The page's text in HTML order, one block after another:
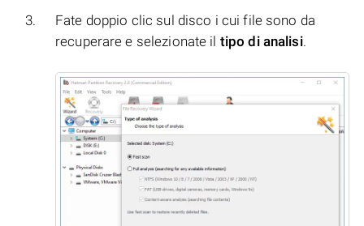
Fate doppio clic sul disco i cui file sono da
recuperare e selezionate il tipo di analisi.